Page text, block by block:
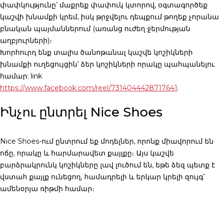
փափկությունը՝ մաքրեք փափուկ կտորով, օգտագործեք
կաշվի խնամքի կրեմ, իսկ թրջվելու դեպքում թողեք չորանա
բնական պայմաններում (առանց ուժեղ ջերմության
աղբյուրների)։
Խորհուրդ ենք տալիս ծանոթանալ կաշվե կոշիկների
խնամքի ուղեցույցին՝ ձեր կոշիկների որակը պահպանելու
համար: link
https://www.facebook.com/reel/7314044428717641.
Ինչու ընտրել Nice Shoes
Nice Shoes-ում ընտրում եք մոդելներ, որոնք միավորում են
ոճը, որակը և հարմարավետ քայլքը։ Այս կաշվե
բարձրակրունկ կոշիկները լավ լուծում են, եթե ձեզ պետք է
վստահ քայլք ունեցող, համադրելի և երկար կրելի զույգ՝
ամենօրյա ռիթմի համար։